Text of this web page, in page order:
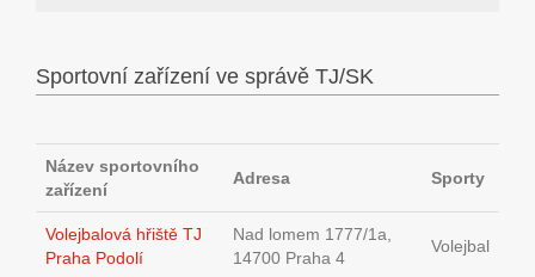
Sportovní zařízení ve správě TJ/SK
Název sportovního
zařízení
Adresa Sporty
Volejbalová hřiště TJ
Praha Podolí
Nad lomem 1777/1a,
14700 Praha 4
Volejbal